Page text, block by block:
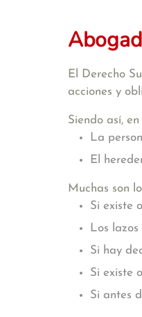
El Derecho
acciones y
Siendo así,
La
El
Muchas son
Si existe
Los
Si hay
Si existe
Si antes